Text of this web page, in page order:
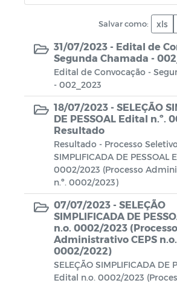
Orçamentária -
Prestação de Contas
Plano Plurianual -
Oficio
Documentos
Procedimentos
Salvar como: xls
31/07/2023 - Edital de
Segunda Chamada -
Edital de Convocação -
- 002_2023
18/07/2023 - SELEÇÃO
DE PESSOAL Edital n.º.
Resultado
Resultado - Processo
SIMPLIFICADA DE PESSOAL
0002/2023 (Processo
n.º. 0002/2023)
07/07/2023 - SELEÇÃO
SIMPLIFICADA DE
n.o. 0002/2023 (Processo
Administrativo CEPS n.o.
0002/2022)
SELEÇÃO SIMPLIFICADA DE
Edital n.o. 0002/2023